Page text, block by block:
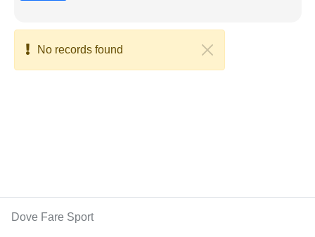
No records found
Dove Fare Sport